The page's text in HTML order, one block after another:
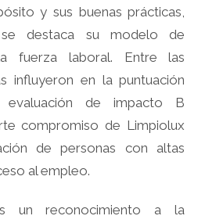
y sus buenas prácticas,
destaca su modelo de
fuerza laboral. Entre las
influyeron en la puntuación
de impacto B
compromiso de Limpiolux
de personas con altas
al empleo.
un reconocimiento a la